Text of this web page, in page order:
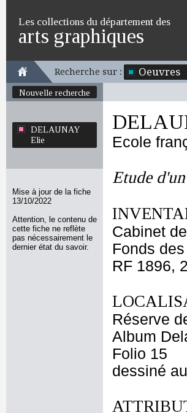
Les collections du département des
arts graphiques
Recherche sur : Oeuvres
Nouvelle recherche
DELAUNAY
Elie
Mise à jour de la fiche
13/10/2022
Attention, le contenu de
cette fiche ne reflète
pas nécessairement le
dernier état du savoir.
Ecole
Etude
Cabinet
Fonds
RF 1896,
Réserve
Album
Folio 15
dessiné